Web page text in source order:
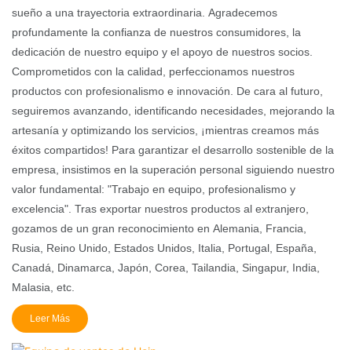
sueño a una trayectoria extraordinaria. Agradecemos
profundamente la confianza de nuestros consumidores, la
dedicación de nuestro equipo y el apoyo de nuestros socios.
Comprometidos con la calidad, perfeccionamos nuestros
productos con profesionalismo e innovación. De cara al futuro,
seguiremos avanzando, identificando necesidades, mejorando la
artesanía y optimizando los servicios, ¡mientras creamos más
éxitos compartidos! Para garantizar el desarrollo sostenible de la
empresa, insistimos en la superación personal siguiendo nuestro
valor fundamental: "Trabajo en equipo, profesionalismo y
excelencia". Tras exportar nuestros productos al extranjero,
gozamos de un gran reconocimiento en Alemania, Francia,
Rusia, Reino Unido, Estados Unidos, Italia, Portugal, España,
Canadá, Dinamarca, Japón, Corea, Tailandia, Singapur, India,
Malasia, etc.
Leer Más